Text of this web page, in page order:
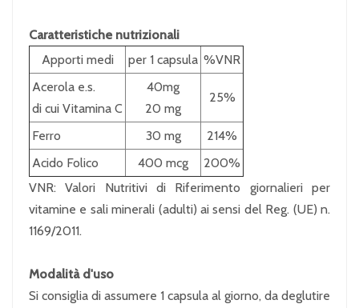
Caratteristiche nutrizionali
Apporti medi
per 1 capsula %VNR
Acerola e.s.
di cui Vitamina C
40mg
20 mg
25%
Ferro 30 mg
214%
Acido Folico
400 mcg
200%
VNR: Valori Nutritivi di Riferimento giornalieri per
vitamine e sali minerali (adulti) ai sensi del Reg. (UE) n.
1169/2011.
Modalità d'uso
Si consiglia di assumere 1 capsula al giorno, da deglutire